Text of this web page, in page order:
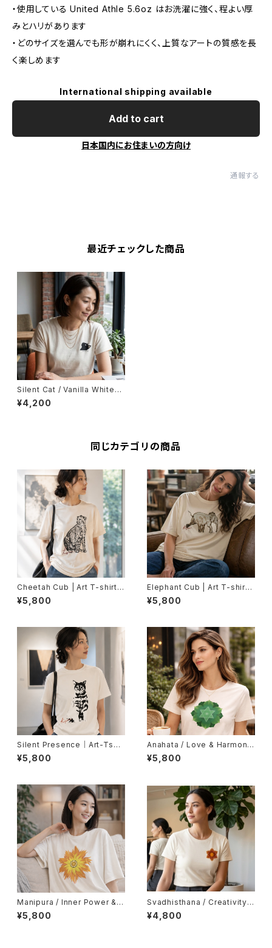
・使用している United Athle 5.6oz はお洗濯に強く、程よい厚
みとハリがあります
・どのサイズを選んでも形が崩れにくく、上質なアートの質感を長
く楽しめます
International shipping available
Add to cart
日本国内にお住まいの方向け
通報する
最近チェックした商品
Silent Cat / Vanilla White（L
ady's Fit）
¥4,200
同じカテゴリの商品
Cheetah Cub | Art T-shirt
（Unisex）
¥5,800
Elephant Cub | Art T-shirt
（Unisex）
¥5,800
Silent Presence｜Art-Tshir
t（Unisex）
¥5,800
Anahata / Love & Harmony
（Lady's Fit）
¥5,800
Manipura / Inner Power & C
onfidence（Unisex）
¥5,800
Svadhisthana / Creativity &
Grace（Lady's Fit）
¥4,800